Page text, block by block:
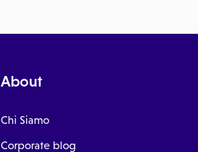
About
Chi Siamo
Corporate blog